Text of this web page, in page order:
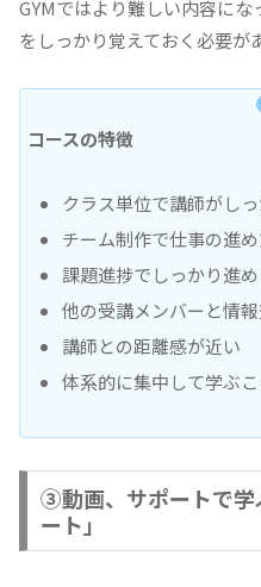
GYMではより難しい内容に
をしっかり覚えておく必要が
コースの特徴
クラス単位で講師がし
チーム制作で仕事の進
課題進捗でしっかり進
他の受講メンバーと情
講師との距離感が近い
体系的に集中して学ぶ
③動画、サポートで学
ート」